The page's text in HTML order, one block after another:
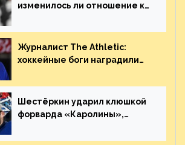
изменилось ли отношение к
Украине
Журналист The Athletic:
хоккейные боги наградили
великолепную игру
Шестёркин ударил клюшкой
форварда «Каролины»,
пятаке. Видео